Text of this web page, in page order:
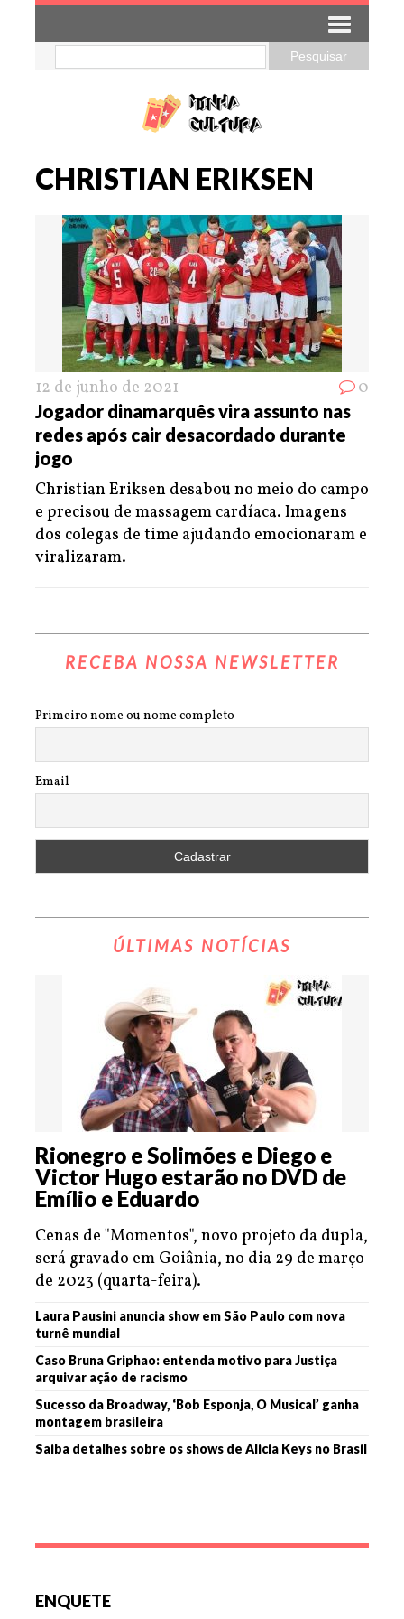
CHRISTIAN ERIKSEN
12 de junho de 2021 0
Jogador dinamarquês vira assunto nas
redes após cair desacordado durante
jogo
Christian Eriksen desabou no meio do campo
e precisou de massagem cardíaca. Imagens
dos colegas de time ajudando emocionaram e
viralizaram.
RECEBA NOSSA NEWSLETTER
Primeiro nome ou nome completo
Email
ÚLTIMAS NOTÍCIAS
Rionegro e Solimões e Diego e
Victor Hugo estarão no DVD de
Emílio e Eduardo
Cenas de "Momentos", novo projeto da dupla,
será gravado em Goiânia, no dia 29 de março
de 2023 (quarta-feira).
Laura Pausini anuncia show em São Paulo com nova
turnê mundial
Caso Bruna Griphao: entenda motivo para Justiça
arquivar ação de racismo
Sucesso da Broadway, ‘Bob Esponja, O Musical’ ganha
montagem brasileira
Saiba detalhes sobre os shows de Alicia Keys no Brasil
ENQUETE